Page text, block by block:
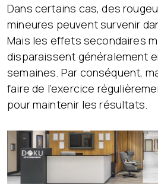
Dans certains cas, des
mineures peuvent survenir
Mais les effets secondaires
disparaissent généralement
semaines. Par conséquent,
faire de l’exercice
pour maintenir les résultats.